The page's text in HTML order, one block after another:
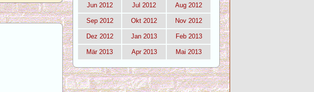
Jun 2012 Jul 2012 Aug 2012
Sep 2012 Okt 2012 Nov 2012
Dez 2012 Jan 2013 Feb 2013
Mär 2013 Apr 2013 Mai 2013